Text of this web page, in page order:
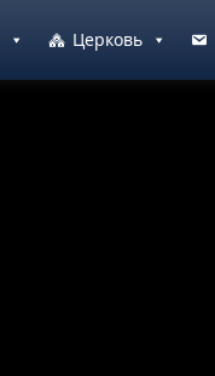
Церковь